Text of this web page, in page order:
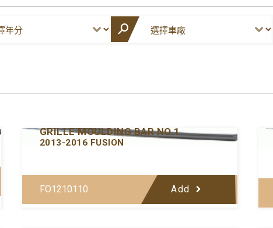
GRILLE MOULDING BAR NO.1
2013-2016 FUSION
FO1210110 Add